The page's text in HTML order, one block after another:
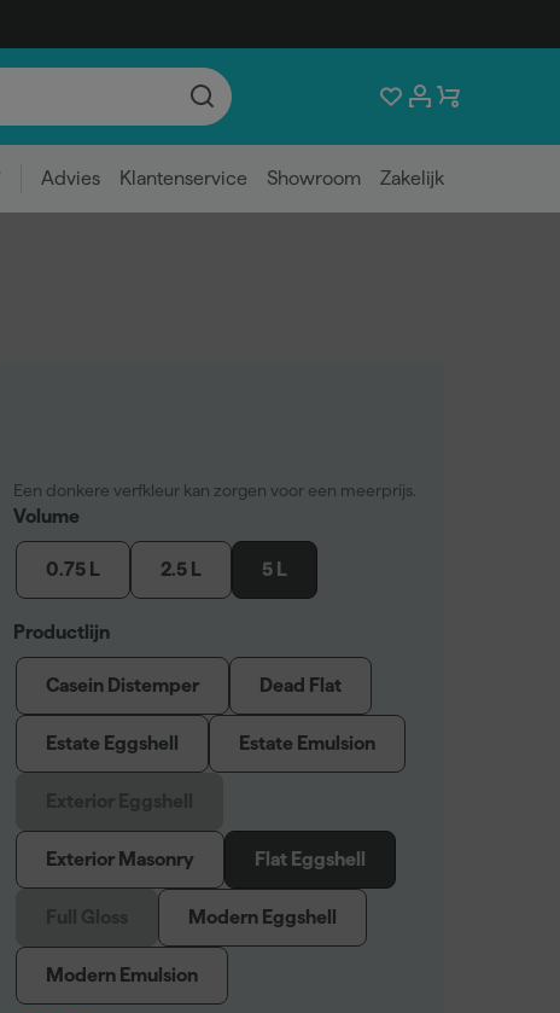
Advies Klantenservice Showroom Zakelijk
Een donkere verfkleur kan zorgen voor een meerprijs.
Volume
0.75 L 2.5 L 5 L
Productlijn
Casein Distemper Dead Flat
Estate Eggshell Estate Emulsion
Exterior Masonry Flat Eggshell
Modern Eggshell
Modern Emulsion